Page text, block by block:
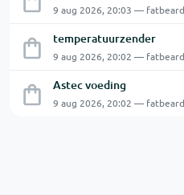
9 aug 2026, 20:03 — fatbeard
temperatuurzender
9 aug 2026, 20:02 — fatbeard
Astec voeding
9 aug 2026, 20:02 — fatbeard